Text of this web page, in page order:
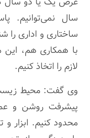
سال نمی‌توانیم.
ساختاری و اداری را
با همکاری هم،
لازم را اتخاذ کنیم.
وی گفت: محیط
پیشرفت روشن و
محدود کنیم. ابزار